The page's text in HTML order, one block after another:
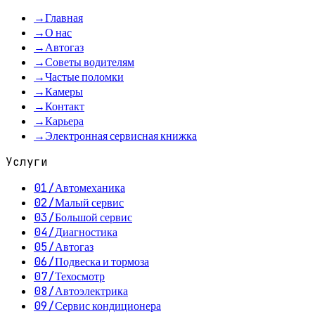
→Главная
→О нас
→Автогаз
→Советы водителям
→Частые поломки
→Камеры
→Контакт
→Карьера
→Электронная сервисная книжка
Услуги
01/Автомеханика
02/Малый сервис
03/Большой сервис
04/Диагностика
05/Автогаз
06/Подвеска и тормоза
07/Техосмотр
08/Автоэлектрика
09/Сервис кондиционера